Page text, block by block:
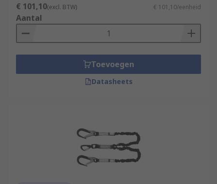
€ 101,10(excl. BTW) € 101,10/eenheid
Aantal
Toevoegen
Datasheets